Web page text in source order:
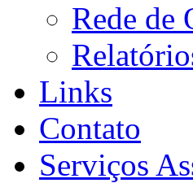
Rede de
Links
Contato
Serviços